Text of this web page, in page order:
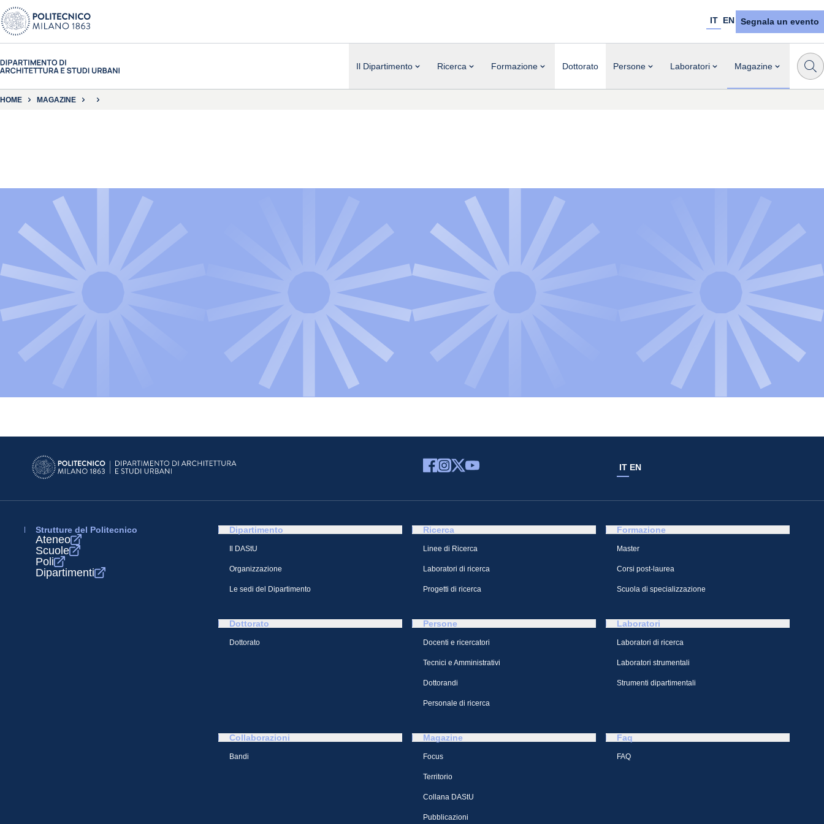
IT EN Segnala un evento
Il Dipartimento Ricerca Formazione Dottorato Persone Laboratori Magazine
HOME MAGAZINE
IT EN
Strutture del Politecnico
Ateneo
Scuole
Poli
Dipartimenti
Dipartimento
Il DAStU
Organizzazione
Le sedi del Dipartimento
Ricerca
Linee di Ricerca
Laboratori di ricerca
Progetti di ricerca
Formazione
Master
Corsi post-laurea
Scuola di specializzazione
Dottorato
Dottorato
Persone
Docenti e ricercatori
Tecnici e Amministrativi
Dottorandi
Personale di ricerca
Laboratori
Laboratori di ricerca
Laboratori strumentali
Strumenti dipartimentali
Collaborazioni
Bandi
Magazine
Focus
Territorio
Collana DAStU
Pubblicazioni
Faq
FAQ